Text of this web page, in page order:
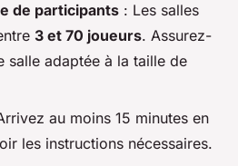
de participants : Les salles
3 et 70 joueurs. Assurez-
salle adaptée à la taille de
au moins 15 minutes en
les instructions nécessaires.